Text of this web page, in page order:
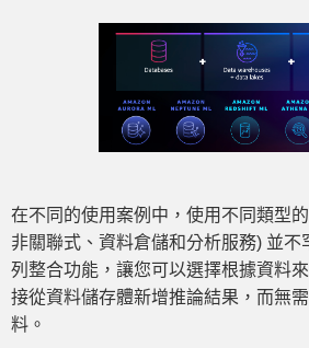
在不同的使用案例中，使用不同類型
非關聯式、資料倉儲和分析服務) 並不
列整合功能，讓您可以選擇根據資料
接從資料儲存體新增推論結果，而無
料。